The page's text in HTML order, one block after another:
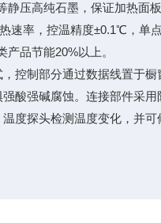
静压高纯石墨，保证加热面
速率，控温精度±0.1℃，单
品节能20%以上。
控制部分通过数据线置于橱
酸强碱腐蚀。连接部件采
度探头检测温度变化，并